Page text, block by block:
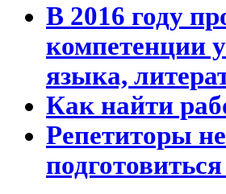
В 2016 году
компетенции
языка,
Как найти
Репетиторы